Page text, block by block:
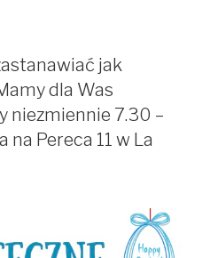
jak
dla Was
niezmiennie 7.30 –
na Pereca 11 w La